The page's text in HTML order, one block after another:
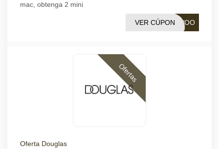
mac, obtenga 2 mini
YWOO
VER CÚPON
Ofertas
Oferta Douglas